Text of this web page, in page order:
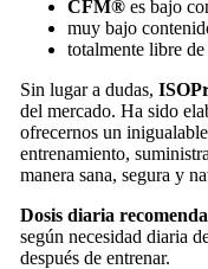
CFM®es bajo
muy bajo
totalmente libre de
Sin lugar a dudas,
del mercado. Ha sido
ofrecernos un
entrenamiento,
manera sana, segura y
Dosis diaria
según necesidad diaria
después de entrenar.